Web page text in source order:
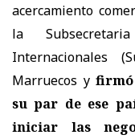
acercamiento
la
Internacionales
Marruecos y
su par de ese
iniciar las